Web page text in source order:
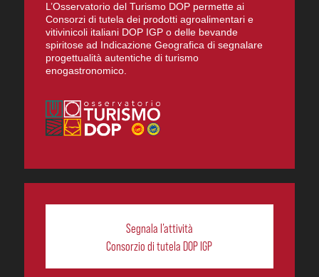
L’Osservatorio del Turismo DOP permette ai
Consorzi di tutela dei prodotti agroalimentari e
vitivinicoli italiani DOP IGP o delle bevande
spiritose ad Indicazione Geografica di segnalare
progettualità autentiche di turismo
enogastronomico.
Segnala l’attività
Consorzio di tutela DOP IGP